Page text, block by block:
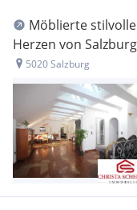
Möblierte
Herzen von Salzburg
5020 Salzburg